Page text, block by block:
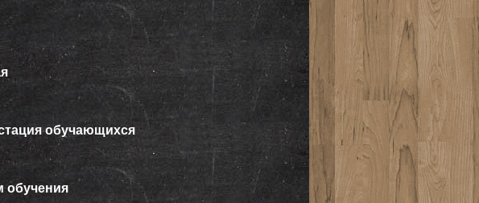
обучающихся
обучения